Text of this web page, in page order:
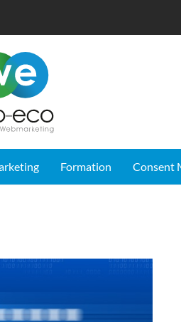
Formation Consent